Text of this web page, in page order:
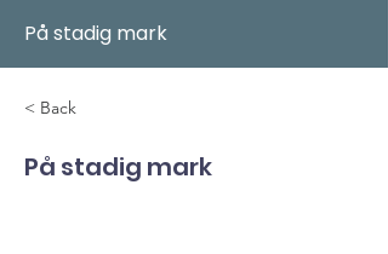
På stadig mark
< Back
På stadig mark